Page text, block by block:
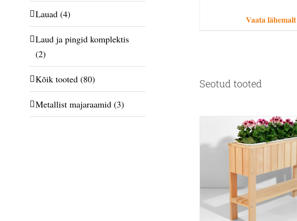
Vaata lähemalt
Seotud tooted
Lauad (4)
Laud ja pingid komplektis
(2)
Kõik tooted (80)
Metallist majaraamid (3)